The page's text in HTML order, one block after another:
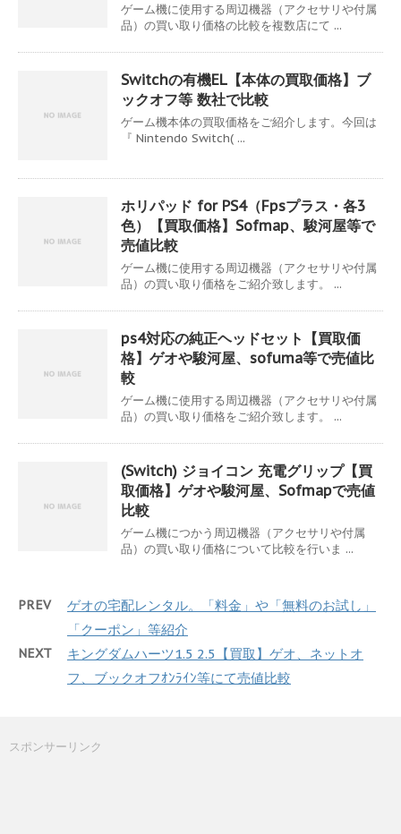
ゲーム機に使用する周辺機器（アクセサリや付属
品）の買い取り価格の比較を複数店にて ...
Switchの有機EL【本体の買取価格】ブ
ックオフ等 数社で比較
ゲーム機本体の買取価格をご紹介します。今回は
『 Nintendo Switch( ...
ホリパッド for PS4（Fpsプラス・各3
色）【買取価格】Sofmap、駿河屋等で
売値比較
ゲーム機に使用する周辺機器（アクセサリや付属
品）の買い取り価格をご紹介致します。 ...
ps4対応の純正ヘッドセット【買取価
格】ゲオや駿河屋、sofuma等で売値比
較
ゲーム機に使用する周辺機器（アクセサリや付属
品）の買い取り価格をご紹介致します。 ...
(Switch) ジョイコン 充電グリップ【買
取価格】ゲオや駿河屋、Sofmapで売値
比較
ゲーム機につかう周辺機器（アクセサリや付属
品）の買い取り価格について比較を行いま ...
PREV
ゲオの宅配レンタル。「料金」や「無料のお試し」
「クーポン」等紹介
NEXT
キングダムハーツ1.5 2.5【買取】ゲオ、ネットオ
フ、ブックオフｵﾝﾗｲﾝ等にて売値比較
スポンサーリンク